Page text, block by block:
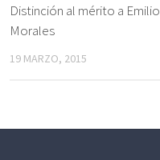
Distinción al mérito a Emilio
Morales
19 MARZO, 2015